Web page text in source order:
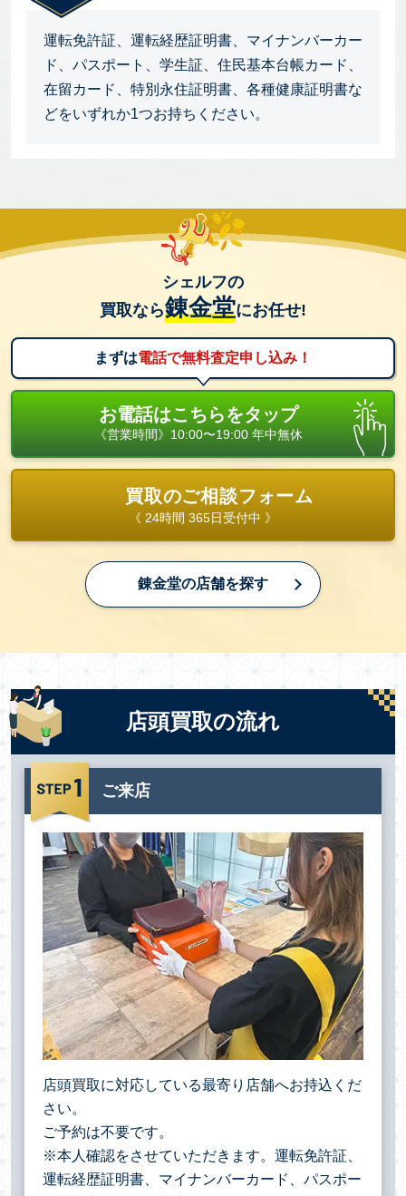
運転免許証、運転経歴証明書、マイナンバーカー
ド、パスポート、学生証、住民基本台帳カード、
在留カード、特別永住証明書、各種健康証明書な
どをいずれか1つお持ちください。
シェルフの
買取なら錬金堂にお任せ!
まずは電話で無料査定申し込み！
お電話はこちらをタップ
《営業時間》10:00〜19:00 年中無休
買取のご相談フォーム
《 24時間 365日受付中 》
錬金堂の店舗を探す
店頭買取の流れ
ご来店
店頭買取に対応している最寄り店舗へお持込くだ
さい。
ご予約は不要です。
※本人確認をさせていただきます。運転免許証、
運転経歴証明書、マイナンバーカード、パスポー